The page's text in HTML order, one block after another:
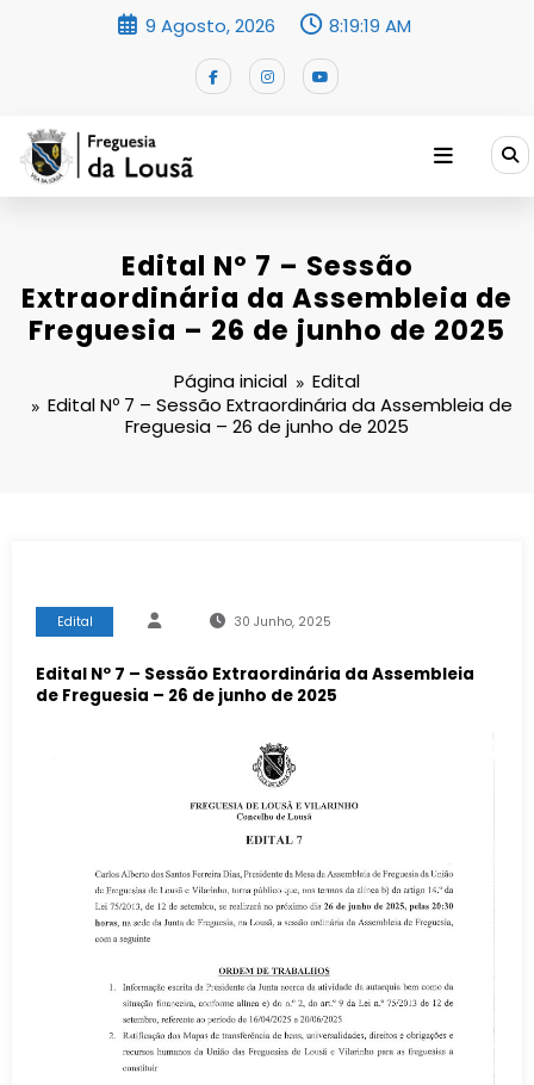
9 Agosto, 2026 8:19:20 AM
Edital Nº 7 – Sessão
Extraordinária da Assembleia de
Freguesia – 26 de junho de 2025
Página inicial
Edital
Edital Nº 7 – Sessão Extraordinária da Assembleia de
Freguesia – 26 de junho de 2025
Edital 30 Junho, 2025
Edital Nº 7 – Sessão Extraordinária da Assembleia
de Freguesia – 26 de junho de 2025